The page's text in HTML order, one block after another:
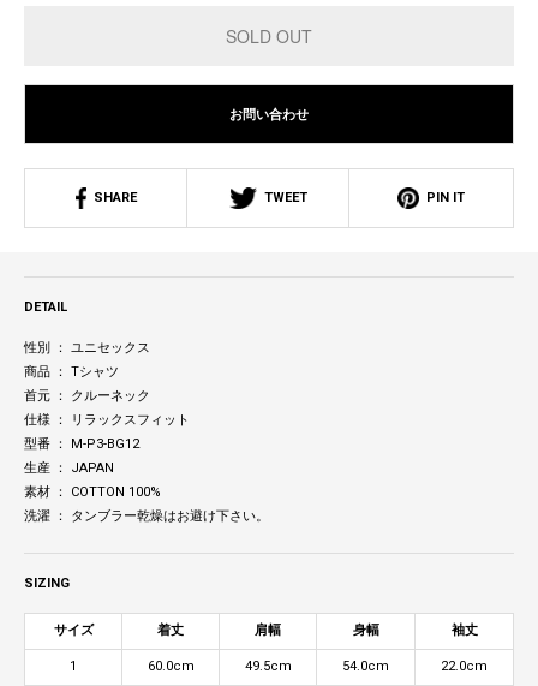
お問い合わせ
SHARE TWEET PIN IT
DETAIL
性別 ： ユニセックス
商品 ： Tシャツ
首元 ： クルーネック
仕様 ： リラックスフィット
型番 ： M-P3-BG12
生産 ： JAPAN
素材 ： COTTON 100%
洗濯 ： タンブラー乾燥はお避け下さい。
SIZING
サイズ 着丈 肩幅 身幅 袖丈
1 60.0cm 49.5cm 54.0cm 22.0cm